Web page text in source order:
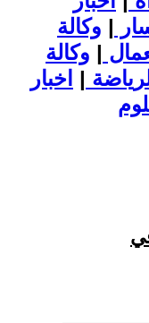
| وكالة
| وكالة
| اخبار